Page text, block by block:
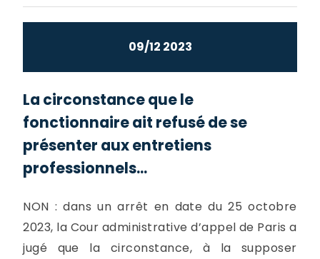
09/12 2023
La circonstance que le
fonctionnaire ait refusé de se
présenter aux entretiens
professionnels...
NON : dans un arrêt en date du 25 octobre
2023, la Cour administrative d’appel de Paris a
jugé que la circonstance, à la supposer